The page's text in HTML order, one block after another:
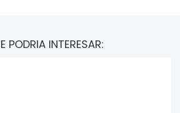
PODRIA INTERESAR: